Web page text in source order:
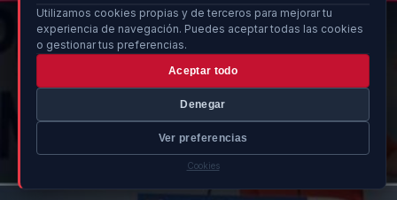
Utilizamos cookies propias y de terceros para mejorar tu
experiencia de navegación. Puedes aceptar todas las cookies
o gestionar tus preferencias.
Aceptar todo
Denegar
Ver preferencias
Cookies